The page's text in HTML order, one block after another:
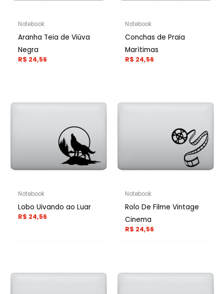
Notebook
Aranha Teia de Viúva
Negra
R$ 24,56
Notebook
Conchas de Praia
Marítimas
R$ 24,56
Notebook
Lobo Uivando ao Luar
R$ 24,56
Notebook
Rolo De Filme Vintage
Cinema
R$ 24,56